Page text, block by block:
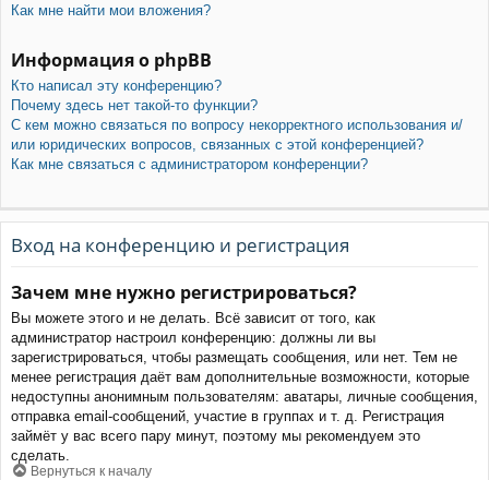
Как мне найти мои вложения?
Информация о phpBB
Кто написал эту конференцию?
Почему здесь нет такой-то функции?
С кем можно связаться по вопросу некорректного использования и/
или юридических вопросов, связанных с этой конференцией?
Как мне связаться с администратором конференции?
Вход на конференцию и регистрация
Зачем мне нужно регистрироваться?
Вы можете этого и не делать. Всё зависит от того, как
администратор настроил конференцию: должны ли вы
зарегистрироваться, чтобы размещать сообщения, или нет. Тем не
менее регистрация даёт вам дополнительные возможности, которые
недоступны анонимным пользователям: аватары, личные сообщения,
отправка email-сообщений, участие в группах и т. д. Регистрация
займёт у вас всего пару минут, поэтому мы рекомендуем это
сделать.
Вернуться к началу